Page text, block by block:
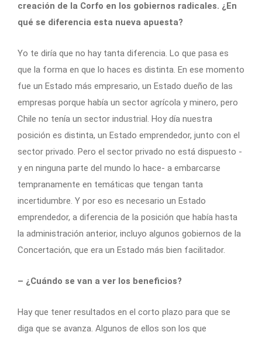
creación de la Corfo en los gobiernos radicales. ¿En
qué se diferencia esta nueva apuesta?
Yo te diría que no hay tanta diferencia. Lo que pasa es
que la forma en que lo haces es distinta. En ese momento
fue un Estado más empresario, un Estado dueño de las
empresas porque había un sector agrícola y minero, pero
Chile no tenía un sector industrial. Hoy día nuestra
posición es distinta, un Estado emprendedor, junto con el
sector privado. Pero el sector privado no está dispuesto -
y en ninguna parte del mundo lo hace- a embarcarse
tempranamente en temáticas que tengan tanta
incertidumbre. Y por eso es necesario un Estado
emprendedor, a diferencia de la posición que había hasta
la administración anterior, incluyo algunos gobiernos de la
Concertación, que era un Estado más bien facilitador.
– ¿Cuándo se van a ver los beneficios?
Hay que tener resultados en el corto plazo para que se
diga que se avanza. Algunos de ellos son los que